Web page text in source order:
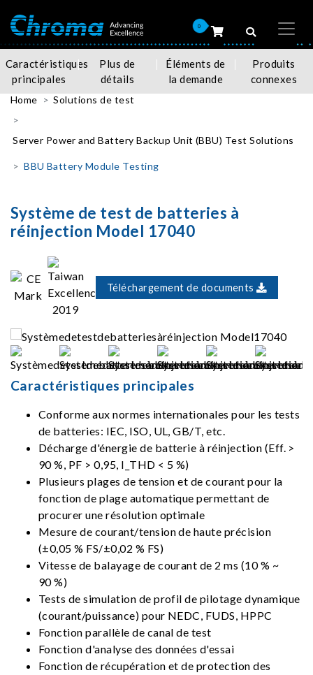
0
Caractéristiques
principales
Plus de
détails
Éléments de
la demande
Produits
connexes
Home Solutions de test
Server Power and Battery Backup Unit (BBU) Test Solutions
BBU Battery Module Testing
Système de test de batteries à
réinjection Model 17040
Téléchargement de documents
Caractéristiques principales
Conforme aux normes internationales pour les tests
de batteries: IEC, ISO, UL, GB/T, etc.
Décharge d'énergie de batterie à réinjection (Eff. >
90 %, PF > 0,95, I_THD < 5 %)
Plusieurs plages de tension et de courant pour la
fonction de plage automatique permettant de
procurer une résolution optimale
Mesure de courant/tension de haute précision
(±0,05 % FS/±0,02 % FS)
Vitesse de balayage de courant de 2 ms (10 % ~
90 %)
Tests de simulation de profil de pilotage dynamique
(courant/puissance) pour NEDC, FUDS, HPPC
Fonction parallèle de canal de test
Fonction d'analyse des données d'essai
Fonction de récupération et de protection des